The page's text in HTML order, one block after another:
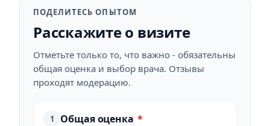
ПОДЕЛИТЕСЬ ОПЫТОМ
Расскажите о визите
Отметьте только то, что важно - обязательны
общая оценка и выбор врача. Отзывы
проходят модерацию.
1 Общая оценка *